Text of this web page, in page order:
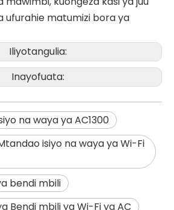
ufurahie matumizi bora ya
Iliyotangulia:
Inayofuata:
na waya ya AC1300
isiyo na waya ya Wi-Fi
bendi mbili
Bendi mbili ya Wi-Fi ya AC